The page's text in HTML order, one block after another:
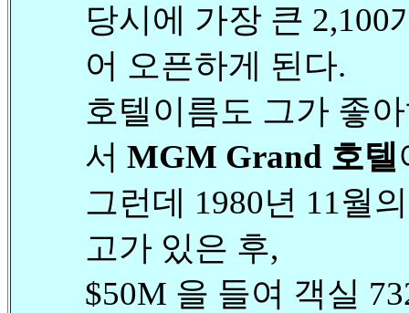
당시에 가장 큰
어 오픈하게 된다.
호텔이름도 그가 좋
서 MGM Grand 호텔
그런데 1980년 11월
고가 있은 후,
$50M 을 들여 객실